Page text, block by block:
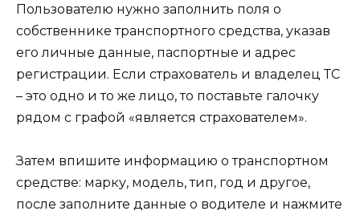
Пользователю нужно заполнить поля о
собственнике транспортного средства, указав
его личные данные, паспортные и адрес
регистрации. Если страхователь и владелец ТС
– это одно и то же лицо, то поставьте галочку
рядом с графой «является страхователем».
Затем впишите информацию о транспортном
средстве: марку, модель, тип, год и другое,
после заполните данные о водителе и нажмите